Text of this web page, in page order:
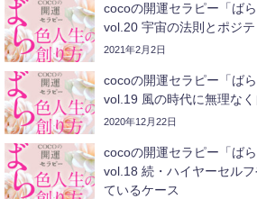
cocoの開運セラピー「ば
vol.20 宇宙の法則とポジ
2021年2月2日
cocoの開運セラピー「ば
vol.19 風の時代に無理な
2020年12月22日
cocoの開運セラピー「ば
vol.18 続・ハイヤーセル
ているケース